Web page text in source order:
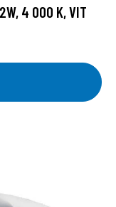
4 000 K, VIT